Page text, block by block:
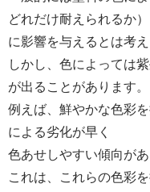
どれだけ耐えられるか）
に影響を与えるとは考え
しかし、色によっては
が出ることがあります。
例えば、鮮やかな色彩
による劣化が早く
色あせしやすい傾向があ
これは、これらの色彩